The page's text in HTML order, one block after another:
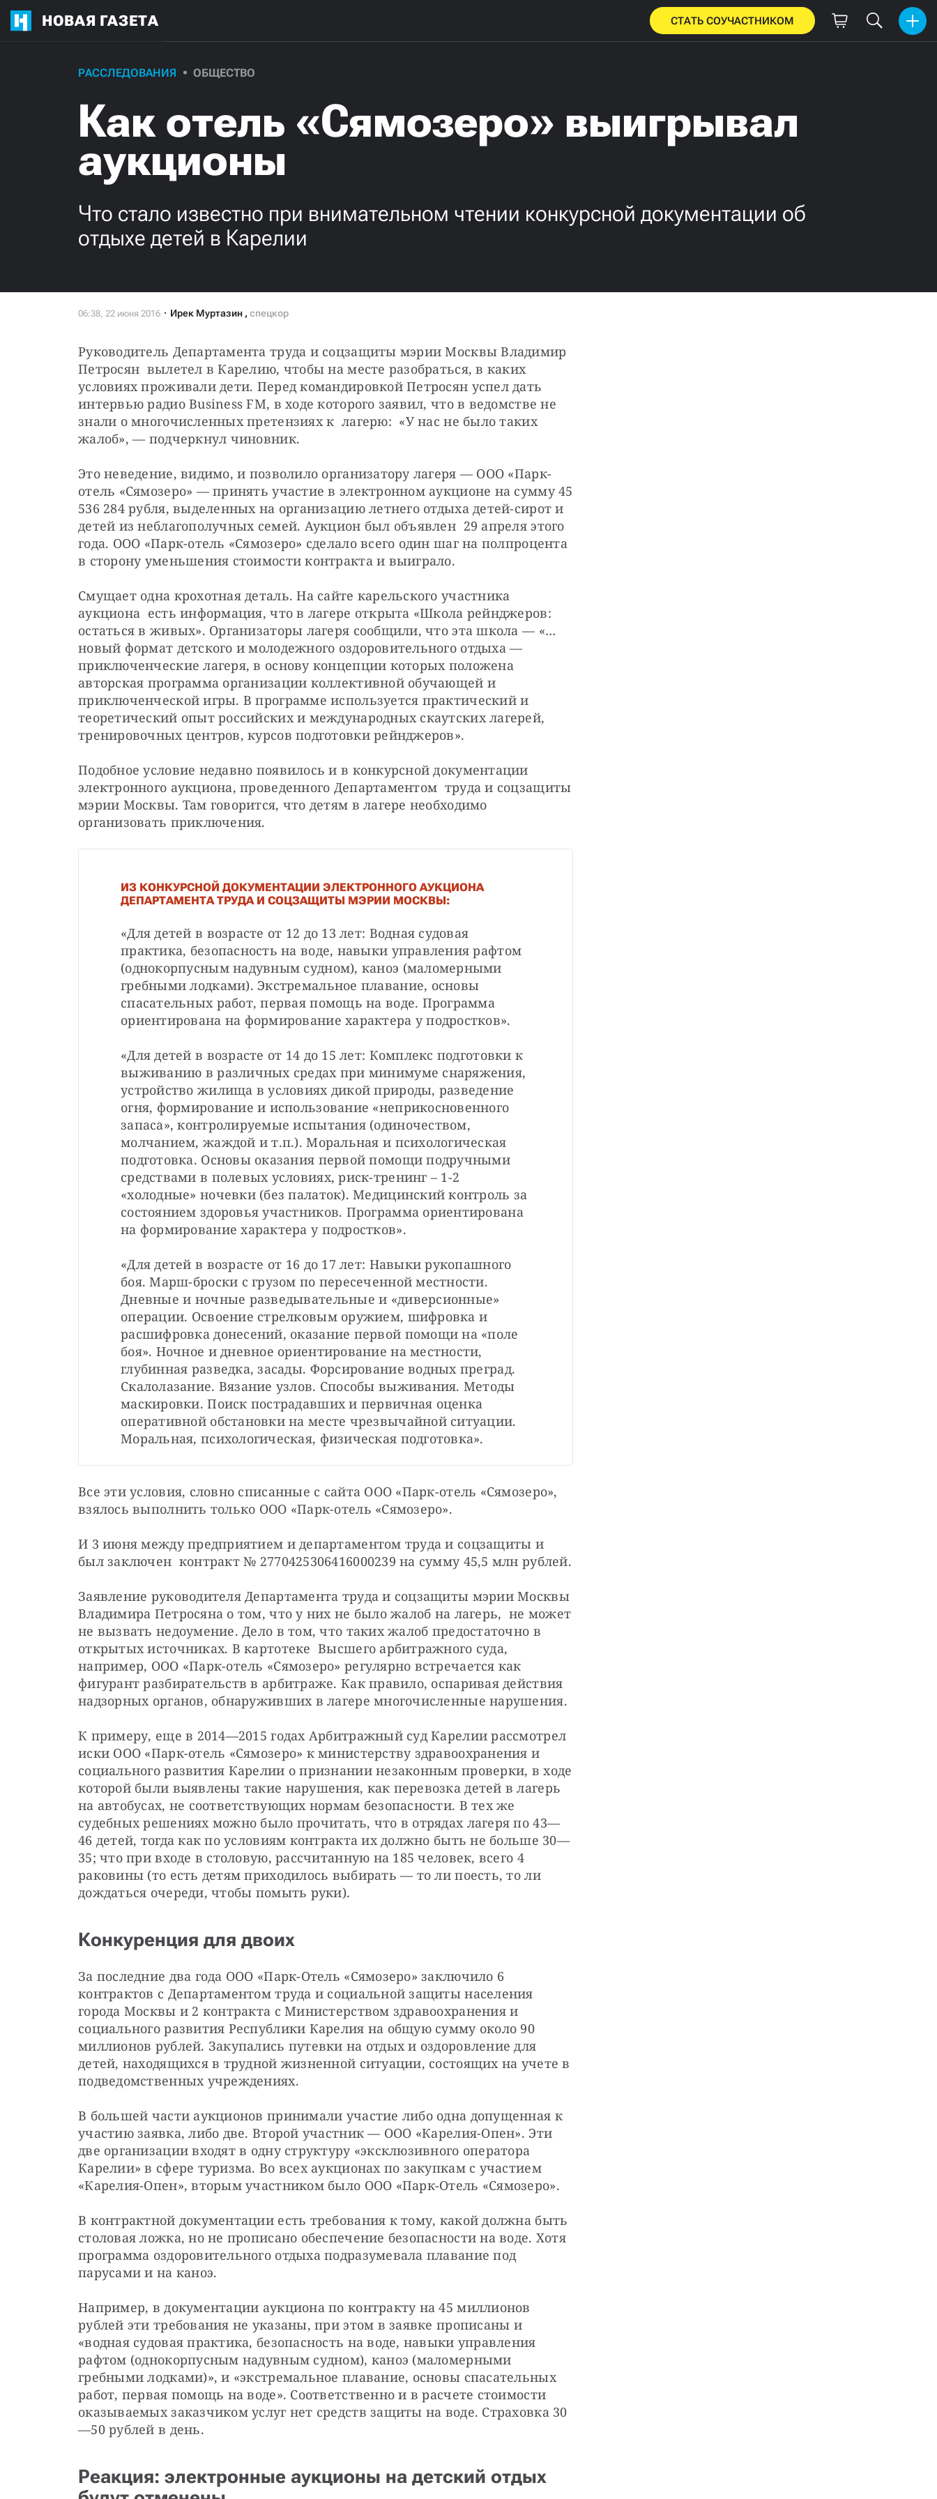
НОВАЯ ГАЗЕТА СТАТЬ СОУЧАСТНИКОМ
РАССЛЕДОВАНИЯ ОБЩЕСТВО
Как отель «Сямозеро» выигрывал
аукционы
Что стало известно при внимательном чтении конкурсной документации об
отдыхе детей в Карелии
Ирек Муртазин , спецкор
Руководитель Департамента труда и соцзащиты мэрии Москвы Владимир
Петросян  вылетел в Карелию, чтобы на месте разобраться, в каких
условиях проживали дети. Перед командировкой Петросян успел дать
интервью радио Business FM, в ходе которого заявил, что в ведомстве не
знали о многочисленных претензиях к  лагерю:  «У нас не было таких
жалоб», — подчеркнул чиновник.
Это неведение, видимо, и позволило организатору лагеря — ООО «Парк-
отель «Сямозеро» — принять участие в электронном аукционе на сумму 45
536 284 рубля, выделенных на организацию летнего отдыха детей-сирот и
детей из неблагополучных семей. Аукцион был объявлен  29 апреля этого
года. ООО «Парк-отель «Сямозеро» сделало всего один шаг на полпроцента
в сторону уменьшения стоимости контракта и выиграло.
Смущает одна крохотная деталь. На сайте карельского участника
аукциона  есть информация, что в лагере открыта «Школа рейнджеров:
остаться в живых». Организаторы лагеря сообщили, что эта школа — «…
новый формат детского и молодежного оздоровительного отдыха —
приключенческие лагеря, в основу концепции которых положена
авторская программа организации коллективной обучающей и
приключенческой игры. В программе используется практический и
теоретический опыт российских и международных скаутских лагерей,
тренировочных центров, курсов подготовки рейнджеров».
Подобное условие недавно появилось и в конкурсной документации
электронного аукциона, проведенного Департаментом  труда и соцзащиты
мэрии Москвы. Там говорится, что детям в лагере необходимо
организовать приключения.
ИЗ КОНКУРСНОЙ ДОКУМЕНТАЦИИ ЭЛЕКТРОННОГО АУКЦИОНА
ДЕПАРТАМЕНТА ТРУДА И СОЦЗАЩИТЫ МЭРИИ МОСКВЫ:
«Для детей в возрасте от 12 до 13 лет: Водная судовая
практика, безопасность на воде, навыки управления рафтом
(однокорпусным надувным судном), каноэ (маломерными
гребными лодками). Экстремальное плавание, основы
спасательных работ, первая помощь на воде. Программа
ориентирована на формирование характера у подростков».
«Для детей в возрасте от 14 до 15 лет: Комплекс подготовки к
выживанию в различных средах при минимуме снаряжения,
устройство жилища в условиях дикой природы, разведение
огня, формирование и использование «неприкосновенного
запаса», контролируемые испытания (одиночеством,
молчанием, жаждой и т.п.). Моральная и психологическая
подготовка. Основы оказания первой помощи подручными
средствами в полевых условиях, риск-тренинг – 1-2
«холодные» ночевки (без палаток). Медицинский контроль за
состоянием здоровья участников. Программа ориентирована
на формирование характера у подростков».
«Для детей в возрасте от 16 до 17 лет: Навыки рукопашного
боя. Марш-броски с грузом по пересеченной местности.
Дневные и ночные разведывательные и «диверсионные»
операции. Освоение стрелковым оружием, шифровка и
расшифровка донесений, оказание первой помощи на «поле
боя». Ночное и дневное ориентирование на местности,
глубинная разведка, засады. Форсирование водных преград.
Скалолазание. Вязание узлов. Способы выживания. Методы
маскировки. Поиск пострадавших и первичная оценка
оперативной обстановки на месте чрезвычайной ситуации.
Моральная, психологическая, физическая подготовка».
Все эти условия, словно списанные с сайта ООО «Парк-отель «Сямозеро»,
взялось выполнить только ООО «Парк-отель «Сямозеро».
И 3 июня между предприятием и департаментом труда и соцзащиты и
был заключен  контракт № 2770425306416000239 на сумму 45,5 млн рублей.
Заявление руководителя Департамента труда и соцзащиты мэрии Москвы
Владимира Петросяна о том, что у них не было жалоб на лагерь,  не может
не вызвать недоумение. Дело в том, что таких жалоб предостаточно в
открытых источниках. В картотеке  Высшего арбитражного суда,
например, ООО «Парк-отель «Сямозеро» регулярно встречается как
фигурант разбирательств в арбитраже. Как правило, оспаривая действия
надзорных органов, обнаруживших в лагере многочисленные нарушения.
К примеру, еще в 2014—2015 годах Арбитражный суд Карелии рассмотрел
иски ООО «Парк-отель «Сямозеро» к министерству здравоохранения и
социального развития Карелии о признании незаконным проверки, в ходе
которой были выявлены такие нарушения, как перевозка детей в лагерь
на автобусах, не соответствующих нормам безопасности. В тех же
судебных решениях можно было прочитать, что в отрядах лагеря по 43—
46 детей, тогда как по условиям контракта их должно быть не больше 30—
35; что при входе в столовую, рассчитанную на 185 человек, всего 4
раковины (то есть детям приходилось выбирать — то ли поесть, то ли
дождаться очереди, чтобы помыть руки).
Конкуренция для двоих
За последние два года ООО «Парк-Отель «Сямозеро» заключило 6
контрактов с Департаментом труда и социальной защиты населения
города Москвы и 2 контракта с Министерством здравоохранения и
социального развития Республики Карелия на общую сумму около 90
миллионов рублей. Закупались путевки на отдых и оздоровление для
детей, находящихся в трудной жизненной ситуации, состоящих на учете в
подведомственных учреждениях.
В большей части аукционов принимали участие либо одна допущенная к
участию заявка, либо две. Второй участник — ООО «Карелия-Опен». Эти
две организации входят в одну структуру «эксклюзивного оператора
Карелии» в сфере туризма. Во всех аукционах по закупкам с участием
«Карелия-Опен», вторым участником было ООО «Парк-Отель «Сямозеро».
В контрактной документации есть требования к тому, какой должна быть
столовая ложка, но не прописано обеспечение безопасности на воде. Хотя
программа оздоровительного отдыха подразумевала плавание под
парусами и на каноэ.
Например, в документации аукциона по контракту на 45 миллионов
рублей эти требования не указаны, при этом в заявке прописаны и
«водная судовая практика, безопасность на воде, навыки управления
рафтом (однокорпусным надувным судном), каноэ (маломерными
гребными лодками)», и «экстремальное плавание, основы спасательных
работ, первая помощь на воде». Соответственно и в расчете стоимости
оказываемых заказчиком услуг нет средств защиты на воде. Страховка 30
—50 рублей в день.
Реакция: электронные аукционы на детский отдых